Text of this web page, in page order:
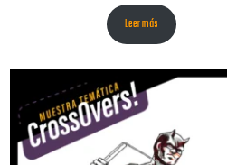
Leer más